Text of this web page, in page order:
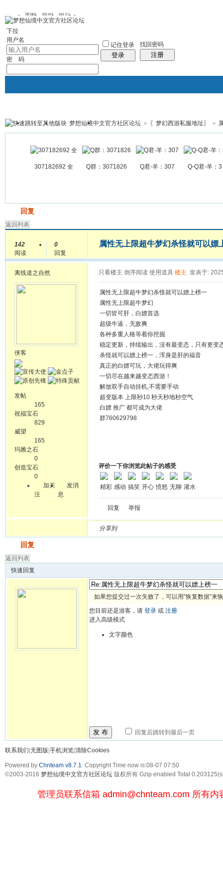
图酷 群组 银行
下拉
用户名
密 码
记住登录
登录
找回密码
注册
银行 群组聚合 我的空间
帖子
梦想仙境中文官方社区论坛 > 〖梦幻西游私服地址〗 >
307182692 全 Q群：3071826 Q君-羊：307 Q-Q君-羊：3
回复
返回列表
142
阅读
0
回复
属性无上限超牛梦幻杀怪就可以嫖
离线道之自然
侠客
发帖
165
祝福宝石
829
威望
165
玛雅之石
0
创造宝石
0
加关
注
发消
息
只看楼主 倒序阅读 使用道具 楼主 发表于:
属性无上限超牛梦幻杀怪就可以嫖上榜一
属性无上限超牛梦幻
一切皆可肝，白嫖首选
超级牛逼，无敌爽
各种多重人格等着你挖掘
稳定更新，持续输出，没有最变态，只有更变
杀怪就可以嫖上榜一，浑身是肝的福音
真正的白嫖可玩，大佬玩得爽
一切尽在越来越变态西游！
解放双手自动挂机,不需要手动
超变版本 上限秒10 秒天秒地秒空气
白嫖 推广 都可成为大佬
群760629798
评价一下你浏览此帖子的感受
精彩 感动 搞笑 开心 愤怒 无聊 灌水
回复 举报
分享到
回复
返回列表
快速回复
如果您提交过一次失败了，可以用”恢复数据”来
您目前还是游客，请 登录 或 注册
进入高级模式
文字颜色
发 布 回复后跳转到最后一页
联系我们 无图版 手机浏览 清除Cookies
Powered by Chnteam v8.7.1 Copyright Time now is:08-07 07:50
©2003-2016 梦想仙境中文官方社区论坛 版权所有 Gzip enabled Total
管理员联系信箱 admin@chnteam.com 所有内